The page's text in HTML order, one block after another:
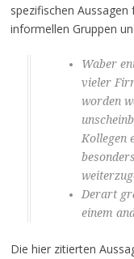
spezifischen
informellen Gruppen
Waber
vieler
worden
Kollegen
Derart
einem
Die hier zitierten